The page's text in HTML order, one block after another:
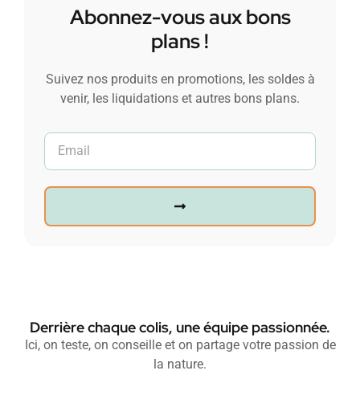
Abonnez-vous aux bons
plans !
Suivez nos produits en promotions, les soldes à
venir, les liquidations et autres bons plans.
Derrière chaque colis, une équipe passionnée.
Ici, on teste, on conseille et on partage votre passion de
la nature.